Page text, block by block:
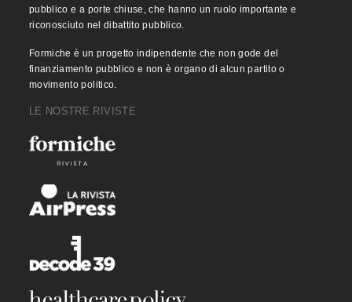
pubblico e a porte chiuse, che hanno un ruolo importante e
riconosciuto nel dibattito pubblico.
Formiche è un progetto indipendente che non gode del
finanziamento pubblico e non è organo di alcun partito o
movimento politico.
LE NOSTRE RIVISTE